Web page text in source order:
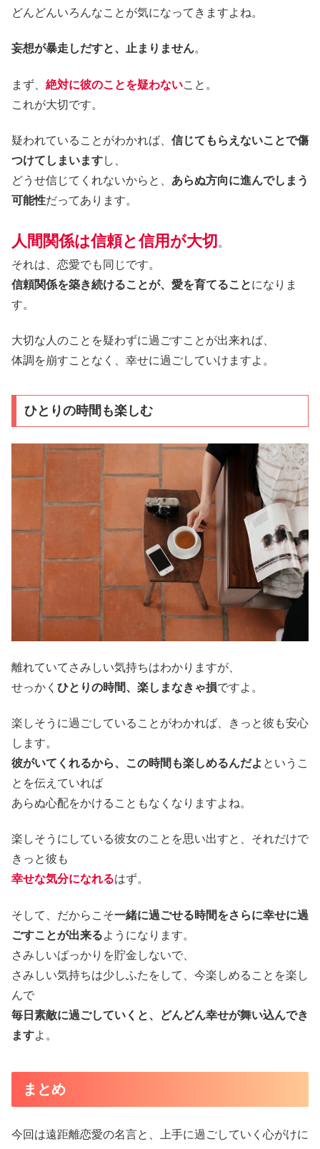
どんどんいろんなことが気になってきますよね。
妄想が暴走しだすと、止まりません。
まず、 絶対に彼のことを疑わないこと。
これが大切です。
疑われていることがわかれば、 信じてもらえないことで傷
つけてしまいますし、
どうせ信じてくれないからと、 あらぬ方向に進んでしまう
可能性だってあります。
人間関係は信頼と信用が大切 。
それは、恋愛でも同じです。
信頼関係を築き続けることが、愛を育てることになりま
す。
大切な人のことを疑わずに過ごすことが出来れば、
体調を崩すことなく、幸せに過ごしていけますよ。
ひとりの時間も楽しむ
離れていてさみしい気持ちはわかりますが、
せっかく ひとりの時間、楽しまなきゃ損ですよ。
楽しそうに過ごしていることがわかれば、きっと彼も安心
します。
彼がいてくれるから、この時間も楽しめるんだよ というこ
とを伝えていれば
あらぬ心配をかけることもなくなりますよね。
楽しそうにしている彼女のことを思い出すと、それだけで
きっと彼も
幸せな気分になれるはず。
そして、だからこそ一緒に過ごせる時間をさらに幸せに過
ごすことが出来るようになります。
さみしいばっかりを貯金しないで、
さみしい気持ちは少しふたをして、今楽しめることを楽し
んで
毎日素敵に過ごしていくと、どんどん幸せが舞い込んでき
ますよ。
まとめ
今回は遠距離恋愛の名言と、上手に過ごしていく心がけに